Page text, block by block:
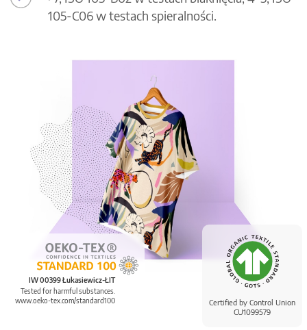
Certified by Control Union
CU1099579
IW 00399 Łukasiewicz-ŁIT
Tested for harmful substances.
www.oeko-tex.com/standard100
105-C06 w testach spieralności.